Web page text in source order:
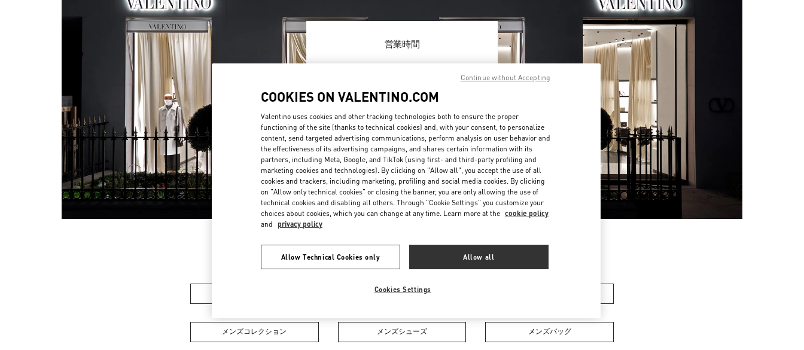
営業時間
Day of the WeekHours
8:00 PM
Tuesday
10:00 AM-
Thursday
10:00 AM-8:00 PM
Friday
10:00 AM-8:00 PM
Saturday 10:00 AM-8:00 PM
お取り扱い商品
ウィメンズシューズ
メンズコレクション メンズシューズ メンズバッグ
COOKIES ON VALENTINO.COM
Valentino uses cookies and other tracking technologies both to ensure the proper
functioning of the site (thanks to technical cookies) and, with your consent, to personalize
content, send targeted advertising communications, perform analysis on user behavior and
the effectiveness of its advertising campaigns, and shares certain information with its
partners, including Meta, Google, and TikTok (using first- and third-party profiling and
marketing cookies and technologies). By clicking on "Allow all", you accept the use of all
cookies and trackers, including marketing, profiling and social media cookies. By clicking
on "Allow only technical cookies" or closing the banner, you are only allowing the use of
technical cookies and disabling all others. Through "Cookie Settings" you customize your
choices about cookies, which you can change at any time. Learn more at the cookie policy
and privacy policy
Allow Technical Cookies only Allow all
Cookies Settings
Continue without Accepting